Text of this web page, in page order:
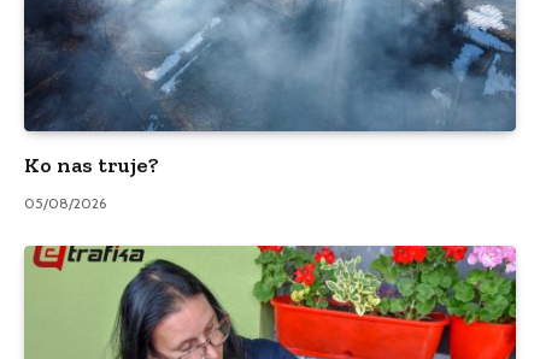
Ko nas truje?
05/08/2026